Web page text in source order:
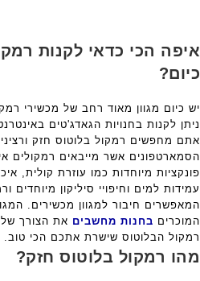
איפה הכי כדאי לקנות
כיום?
יש כיום מגוון מאוד רחב של מכשירי
ניתן לקנות בחנויות הגאדג'טים
אתם מחפשים רמקול בלוטוס חזק
הסמארטפונים אשר מייבאים רמקולים
פונקציות מיוחדות כמו עוזרת קולית,
עמידות למים וחיפויי סיליקון מיוחדים
המאפשרים חיבור למגוון מכשירים.
המוכרים בחנות מחשבים את הצורך
רמקול הבלוטוס שישרת אתכם הכי טוב.
מהו רמקול בלוטוס חזק?